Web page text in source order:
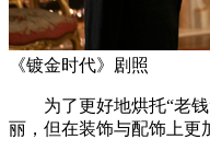
《镀金时代》剧照
为了更好地烘托“老钱
丽，但在装饰与配饰上更